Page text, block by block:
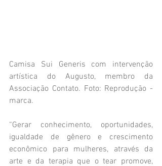
Camisa Sui Generis com intervenção
artística do Augusto, membro da
Associação Contato. Foto: Reprodução -
marca.
“Gerar conhecimento, oportunidades,
igualdade de gênero e crescimento
econômico para mulheres, através da
arte e da terapia que o tear promove,